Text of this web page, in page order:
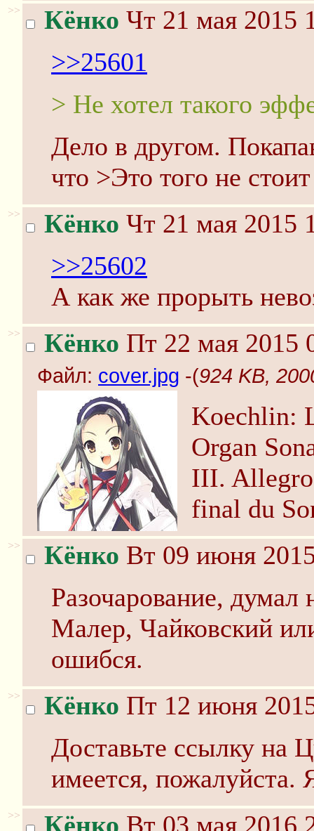
>> Кёнко Чт 21 мая 2015
>>25601
> Не хотел такого
Дело в другом.
что >Это того не стоит
>> Кёнко Чт 21 мая 2015
>>25602
А как же прорыть
>> Кёнко Пт 22 мая 2015
Файл: cover.jpg -(924 KB,
Koechlin:
Organ
III.
final du
>> Кёнко Вт 09 июня
Разочарование, думал
Малер, Чайковский
ошибся.
>> Кёнко Пт 12 июня
Доставьте ссылку на
имеется, пожалуйста.
>> Кёнко Вт 03 мая 2016